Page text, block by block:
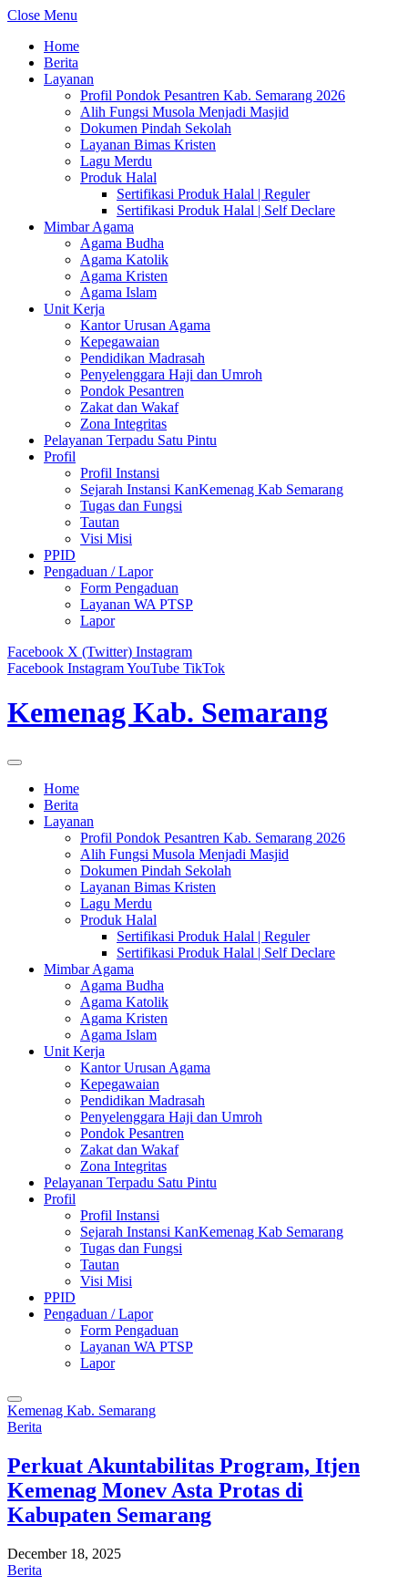
Close Menu
Home
Berita
Layanan
Profil Pondok Pesantren Kab. Semarang 2026
Alih Fungsi Musola Menjadi Masjid
Dokumen Pindah Sekolah
Layanan Bimas Kristen
Lagu Merdu
Produk Halal
Sertifikasi Produk Halal | Reguler
Sertifikasi Produk Halal | Self Declare
Mimbar Agama
Agama Budha
Agama Katolik
Agama Kristen
Agama Islam
Unit Kerja
Kantor Urusan Agama
Kepegawaian
Pendidikan Madrasah
Penyelenggara Haji dan Umroh
Pondok Pesantren
Zakat dan Wakaf
Zona Integritas
Pelayanan Terpadu Satu Pintu
Profil
Profil Instansi
Sejarah Instansi KanKemenag Kab Semarang
Tugas dan Fungsi
Tautan
Visi Misi
PPID
Pengaduan / Lapor
Form Pengaduan
Layanan WA PTSP
Lapor
Facebook X (Twitter) Instagram
Facebook InstagramYouTube TikTok
Kemenag Kab. Semarang
Home
Berita
Layanan
Profil Pondok Pesantren Kab. Semarang 2026
Alih Fungsi Musola Menjadi Masjid
Dokumen Pindah Sekolah
Layanan Bimas Kristen
Lagu Merdu
Produk Halal
Sertifikasi Produk Halal | Reguler
Sertifikasi Produk Halal | Self Declare
Mimbar Agama
Agama Budha
Agama Katolik
Agama Kristen
Agama Islam
Unit Kerja
Kantor Urusan Agama
Kepegawaian
Pendidikan Madrasah
Penyelenggara Haji dan Umroh
Pondok Pesantren
Zakat dan Wakaf
Zona Integritas
Pelayanan Terpadu Satu Pintu
Profil
Profil Instansi
Sejarah Instansi KanKemenag Kab Semarang
Tugas dan Fungsi
Tautan
Visi Misi
PPID
Pengaduan / Lapor
Form Pengaduan
Layanan WA PTSP
Lapor
Kemenag Kab. Semarang
Berita
Perkuat Akuntabilitas Program, Itjen
Kemenag Monev Asta Protas di
Kabupaten Semarang
December 18, 2025
Berita